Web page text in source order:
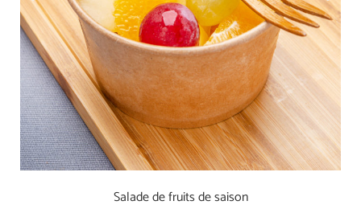
Salade de fruits de saison